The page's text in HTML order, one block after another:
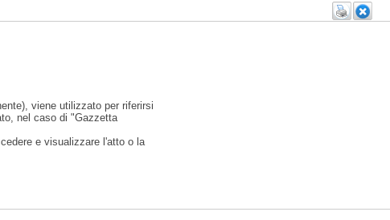
viene utilizzato per riferirsi
nel caso di "Gazzetta
e visualizzare l'atto o la